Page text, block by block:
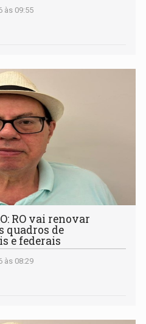
às 09:55
RO vai renovar
quadros de
e federais
às 08:29